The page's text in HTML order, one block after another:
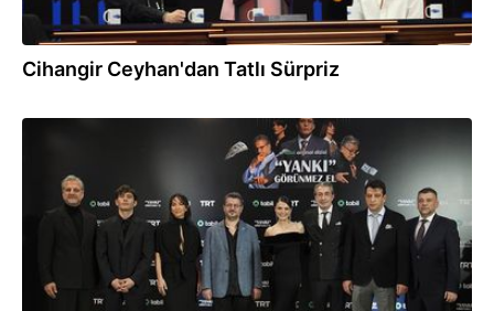
Cihangir Ceyhan'dan Tatlı Sürpriz